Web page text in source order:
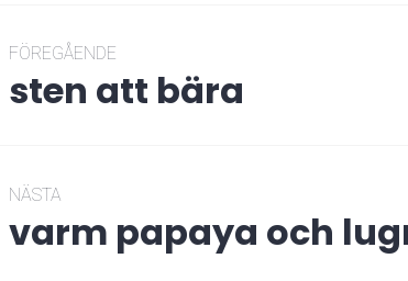
Inläggsnavigering
FÖREGÅENDE
Föregående
sten att bära
NÄSTA
Nästa
varm papaya och